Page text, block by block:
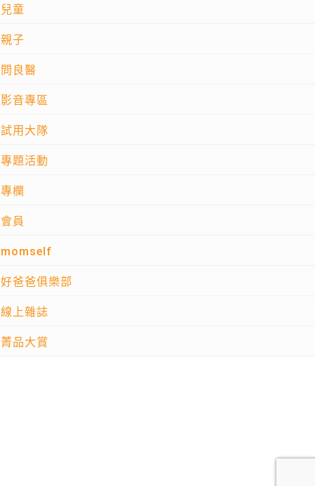
兒童
親子
問良醫
影音專區
試用大隊
專題活動
專欄
會員
momself
好爸爸俱樂部
線上雜誌
菁品大賞